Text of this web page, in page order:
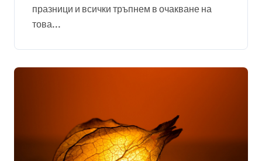
празници и всички тръпнем в очакване на
това...